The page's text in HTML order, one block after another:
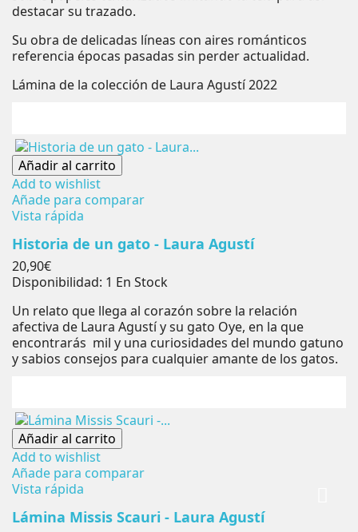
destacar su trazado.
Su obra de delicadas líneas con aires románticos
referencia épocas pasadas sin perder actualidad.
Lámina de la colección de Laura Agustí 2022
Añadir al carrito
Add to wishlist
Añade para comparar
Vista rápida
Historia de un gato - Laura Agustí
Precio
20,90€
Disponibilidad: 1 En Stock
Un relato que llega al corazón sobre la relación
afectiva de Laura Agustí y su gato Oye, en la que
encontrarás mil y una curiosidades del mundo gatuno
y sabios consejos para cualquier amante de los gatos.
Añadir al carrito
Add to wishlist
Añade para comparar
Vista rápida
Lámina Missis Scauri - Laura Agustí